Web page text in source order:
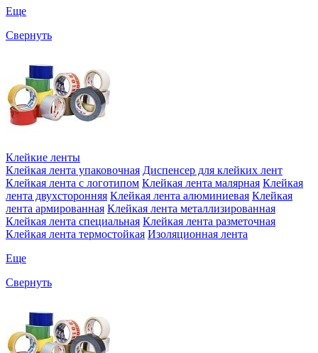
Еще
Свернуть
Клейкие ленты
Клейкая лента упаковочная Диспенсер для клейких лент
Клейкая лента с логотипом Клейкая лента малярная Клейкая
лента двухсторонняя Клейкая лента алюминиевая Клейкая
лента армированная Клейкая лента металлизированная
Клейкая лента специальная Клейкая лента разметочная
Клейкая лента термостойкая Изоляционная лента
Еще
Свернуть